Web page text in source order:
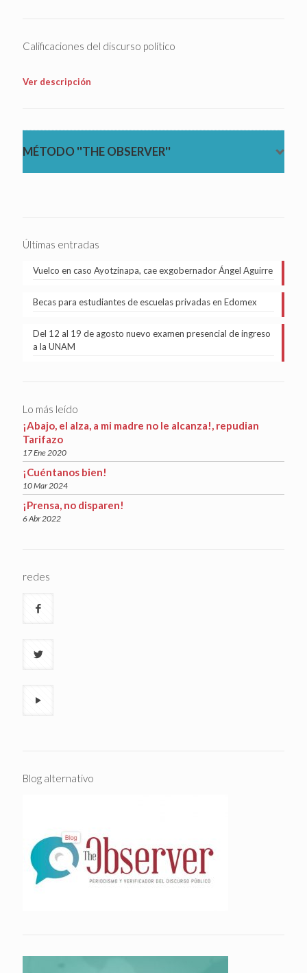
Calificaciones del discurso político
Ver descripción
MÉTODO ''THE OBSERVER''
Últimas entradas
Vuelco en caso Ayotzinapa, cae exgobernador Ángel Aguirre
Becas para estudiantes de escuelas privadas en Edomex
Del 12 al 19 de agosto nuevo examen presencial de ingreso
a la UNAM
Lo más leído
¡Abajo, el alza, a mi madre no le alcanza!, repudian
Tarifazo
17 Ene 2020
¡Cuéntanos bien!
10 Mar 2024
¡Prensa, no disparen!
6 Abr 2022
redes
Blog alternativo